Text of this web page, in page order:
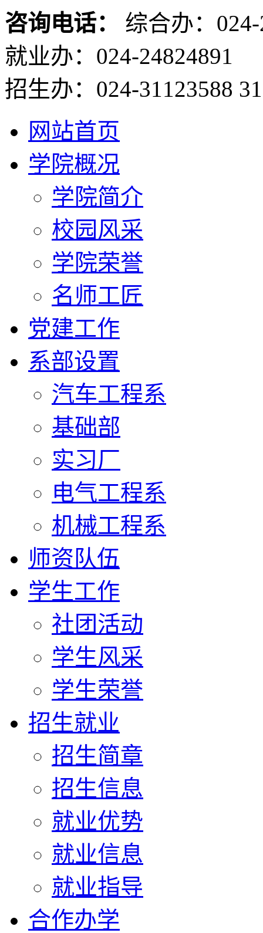
咨询电话：
综合办：
就业办：024-24824891
招生办：024-31123588
网站首页
学院概况
学院简介
校园风采
学院荣誉
名师工匠
党建工作
系部设置
汽车工程系
基础部
实习厂
电气工程系
机械工程系
师资队伍
学生工作
社团活动
学生风采
学生荣誉
招生就业
招生简章
招生信息
就业优势
就业信息
就业指导
合作办学